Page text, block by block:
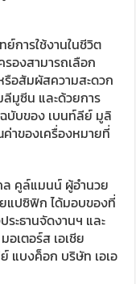
การใช้งานในชีวิต
องสามารถเลือก
อสัมผัสความสะดวก
มูซีน และด้วยการ
บับของ เบนท์ลีย์ มูลิ
าของเครื่องหมายที่
ล คูล์แมนน์ ผู้อำนวย
แปซิฟิก ได้มอบของที่
ะธานจัดงานฯ และ
เตอร์ส เอเชีย
แบงค็อก บริษัท เอเอ